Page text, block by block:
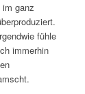
ganz
fühle
immerhin